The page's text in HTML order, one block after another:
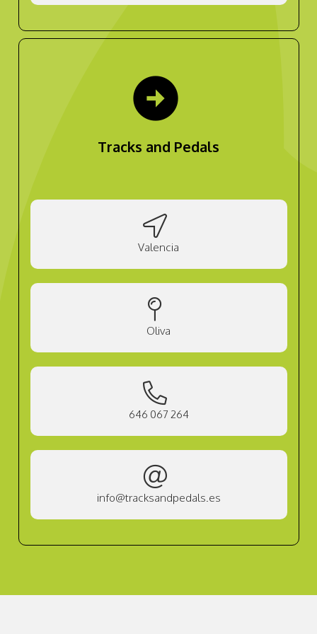
arrow_circle_right
Tracks and Pedals
Valencia
Oliva
646 067 264
info@tracksandpedals.es